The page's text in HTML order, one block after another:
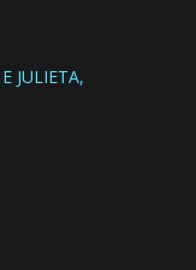
JULIETA